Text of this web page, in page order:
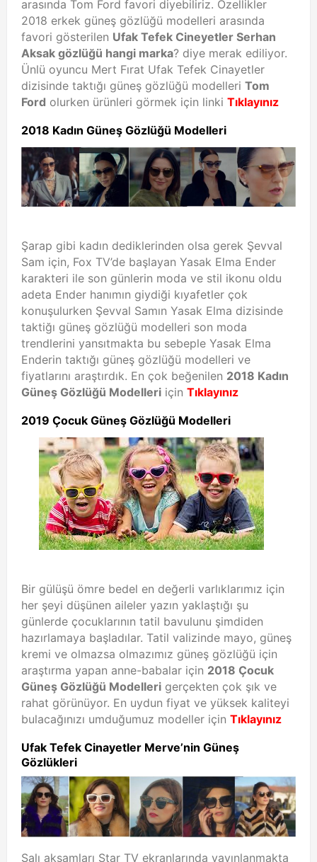
arasında Tom Ford favori diyebiliriz. Özellikler
2018 erkek güneş gözlüğü modelleri arasında
favori gösterilen Ufak Tefek Cineyetler Serhan
Aksak gözlüğü hangi marka? diye merak ediliyor.
Ünlü oyuncu Mert Fırat Ufak Tefek Cinayetler
dizisinde taktığı güneş gözlüğü modelleri Tom
Ford olurken ürünleri görmek için linki Tıklayınız
2018 Kadın Güneş Gözlüğü Modelleri
Şarap gibi kadın dediklerinden olsa gerek Şevval
Sam için, Fox TV’de başlayan Yasak Elma Ender
karakteri ile son günlerin moda ve stil ikonu oldu
adeta Ender hanımın giydiği kıyafetler çok
konuşulurken Şevval Samın Yasak Elma dizisinde
taktiğı güneş gözlüğü modelleri son moda
trendlerini yansıtmakta bu sebeple Yasak Elma
Enderin taktığı güneş gözlüğü modelleri ve
fiyatlarını araştırdık. En çok beğenilen 2018 Kadın
Güneş Gözlüğü Modelleri için Tıklayınız
2019 Çocuk Güneş Gözlüğü Modelleri
Bir gülüşü ömre bedel en değerli varlıklarımız için
her şeyi düşünen aileler yazın yaklaştığı şu
günlerde çocuklarının tatil bavulunu şimdiden
hazırlamaya başladılar. Tatil valizinde mayo, güneş
kremi ve olmazsa olmazımız güneş gözlüğü için
araştırma yapan anne-babalar için 2018 Çocuk
Güneş Gözlüğü Modelleri gerçekten çok şık ve
rahat görünüyor. En uydun fiyat ve yüksek kaliteyi
bulacağınızı umduğumuz modeller için Tıklayınız
Ufak Tefek Cinayetler Merve’nin Güneş
Gözlükleri
Salı akşamları Star TV ekranlarında yayınlanmakta